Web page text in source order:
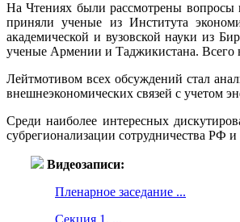
На Чтениях были рассмотрены вопросы
приняли ученые из Института
академической и вузовской науки из
ученые Армении и Таджикистана. Всего
Лейтмотивом всех обсуждений стал
внешнеэкономических связей с учетом
Среди наиболее интересных
субрегионализации сотрудничества РФ
Видеозаписи:
Пленарное заседание ...
Секция 1. ...